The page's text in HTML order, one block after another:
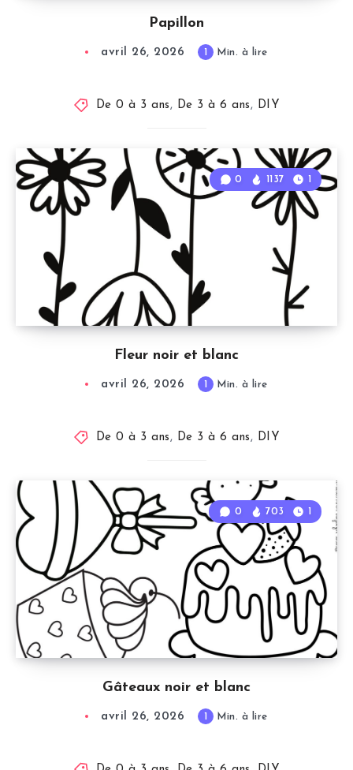
Papillon
avril 26, 2026 1 Min. à lire
De 0 à 3 ans, De 3 à 6 ans, DIY
Fleur noir et blanc
0 1137 1
avril 26, 2026 1 Min. à lire
De 0 à 3 ans, De 3 à 6 ans, DIY
Gâteaux noir et blanc
0 703 1
avril 26, 2026 1 Min. à lire